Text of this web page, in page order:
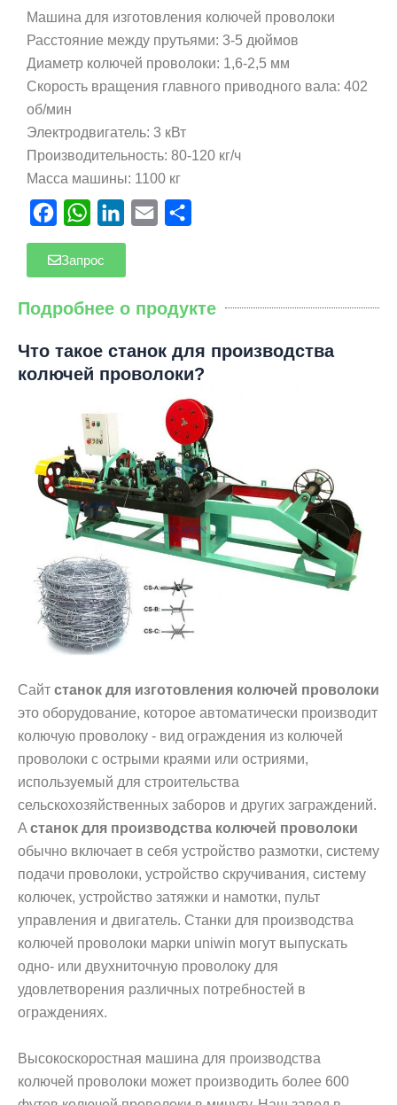
Машина для изготовления колючей проволоки
Расстояние между прутьями: 3-5 дюймов
Диаметр колючей проволоки: 1,6-2,5 мм
Скорость вращения главного приводного вала: 402
об/мин
Электродвигатель: 3 кВт
Производительность: 80-120 кг/ч
Масса машины: 1100 кг
FacebookWhatsAppLinkedIn
Email
Запрос
Подробнее о продукте
Что такое станок для производства
колючей проволоки?
Сайт станок для изготовления колючей проволоки
это оборудование, которое автоматически производит
колючую проволоку - вид ограждения из колючей
проволоки с острыми краями или остриями,
используемый для строительства
сельскохозяйственных заборов и других заграждений.
A станок для производства колючей проволоки
обычно включает в себя устройство размотки, систему
подачи проволоки, устройство скручивания, систему
колючек, устройство затяжки и намотки, пульт
управления и двигатель. Станки для производства
колючей проволоки марки uniwin могут выпускать
одно- или двухниточную проволоку для
удовлетворения различных потребностей в
ограждениях.
Высокоскоростная машина для производства
колючей проволоки может производить более 600